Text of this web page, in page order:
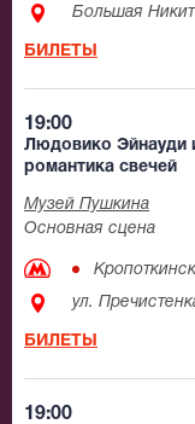
Большая
БИЛЕТЫ
19:00
Людовико Эйнауди
романтика свечей
Музей Пушкина
Основная сцена
ул.
БИЛЕТЫ
19:00